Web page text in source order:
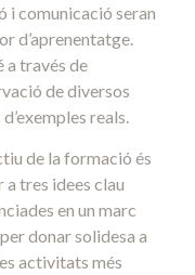
i comunicació seran
d’aprenentatge.
a través de
de diversos
reals.
de la formació és
tres idees clau
en un marc
donar solidesa a
activitats més